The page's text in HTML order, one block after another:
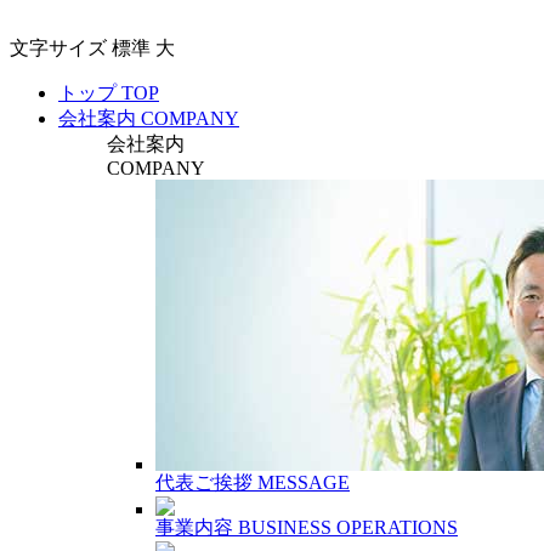
文字サイズ 標準 大
トップTOP
会社案内 COMPANY
会社案内
COMPANY
代表ご挨拶 MESSAGE
事業内容 BUSINESS OPERATIONS